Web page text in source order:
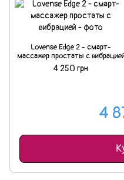
Lovense Edge 2 - смарт-
массажер простаты с
4 250 грн
4